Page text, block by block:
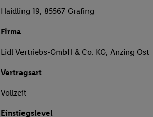
Haidling 19, 85567 Grafing
Firma
Lidl Vertriebs-GmbH & Co. KG, Anzing Ost
Vertragsart
Vollzeit
Einstiegslevel